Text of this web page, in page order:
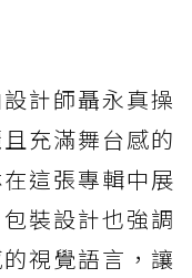
計師聶永真操
充滿舞台感的
這張專輯中展
裝設計也強調
視覺語言，讓